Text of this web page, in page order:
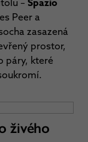
– Spazio
Peer a
zasazená
prostor,
páry, které
živého